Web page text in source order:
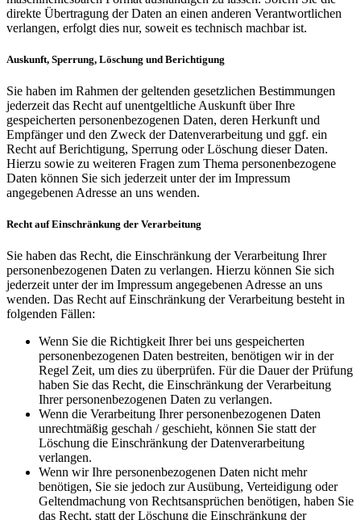
direkte Übertragung der Daten an einen anderen Verantwortlichen
verlangen, erfolgt dies nur, soweit es technisch machbar ist.
Auskunft, Sperrung, Löschung und Berichtigung
Sie haben im Rahmen der geltenden gesetzlichen Bestimmungen
jederzeit das Recht auf unentgeltliche Auskunft über Ihre
gespeicherten personenbezogenen Daten, deren Herkunft und
Empfänger und den Zweck der Datenverarbeitung und ggf. ein
Recht auf Berichtigung, Sperrung oder Löschung dieser Daten.
Hierzu sowie zu weiteren Fragen zum Thema personenbezogene
Daten können Sie sich jederzeit unter der im Impressum
angegebenen Adresse an uns wenden.
Recht auf Einschränkung der Verarbeitung
Sie haben das Recht, die Einschränkung der Verarbeitung Ihrer
personenbezogenen Daten zu verlangen. Hierzu können Sie sich
jederzeit unter der im Impressum angegebenen Adresse an uns
wenden. Das Recht auf Einschränkung der Verarbeitung besteht in
folgenden Fällen:
Wenn Sie die Richtigkeit Ihrer bei uns gespeicherten
personenbezogenen Daten bestreiten, benötigen wir in der
Regel Zeit, um dies zu überprüfen. Für die Dauer der Prüfung
haben Sie das Recht, die Einschränkung der Verarbeitung
Ihrer personenbezogenen Daten zu verlangen.
Wenn die Verarbeitung Ihrer personenbezogenen Daten
unrechtmäßig geschah / geschieht, können Sie statt der
Löschung die Einschränkung der Datenverarbeitung
verlangen.
Wenn wir Ihre personenbezogenen Daten nicht mehr
benötigen, Sie sie jedoch zur Ausübung, Verteidigung oder
Geltendmachung von Rechtsansprüchen benötigen, haben Sie
das Recht, statt der Löschung die Einschränkung der